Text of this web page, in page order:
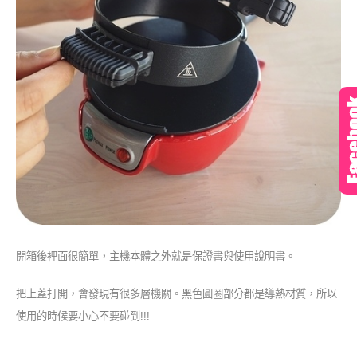
開箱後裡面很簡單，主機本體之外就是保證書與使用說明書。
把上蓋打開，會發現有很多層機關。黑色圓圈部分都是導熱材質，所以
使用的時候要小心不要碰到!!!